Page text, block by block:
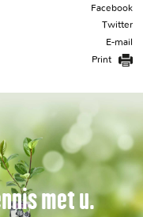
Facebook
Twitter
E-mail
Print
met u.